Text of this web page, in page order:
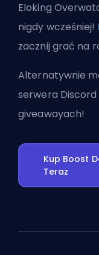
Eloking
nigdy wcześniej!
zacznij grać na
Alternatywnie
serwera Discord
giveawayach!
Kup Boost
Teraz